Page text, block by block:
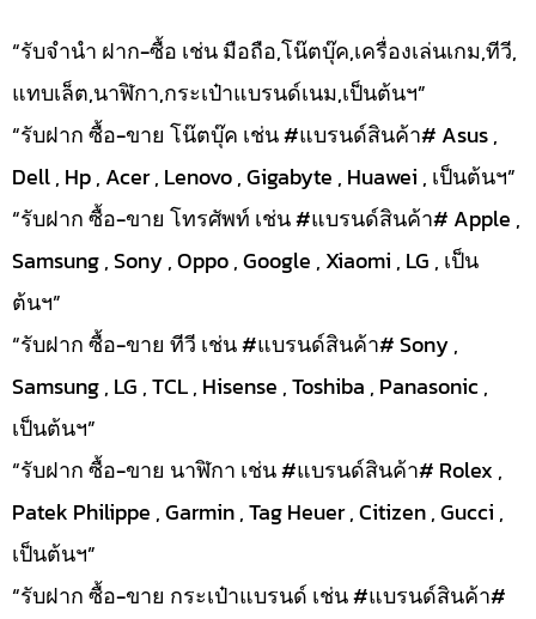
“รับจำนำ ฝาก-ซื้อ เช่น มือถือ,โน๊ตบุ๊ค,เครื่องเล่นเกม,ทีวี,
แทบเล็ต,นาฬิกา,กระเป๋าแบรนด์เนม,เป็นต้นฯ”
“รับฝาก ซื้อ-ขาย โน๊ตบุ๊ค เช่น #แบรนด์สินค้า# Asus ,
Dell , Hp , Acer , Lenovo , Gigabyte , Huawei , เป็นต้นฯ”
“รับฝาก ซื้อ-ขาย โทรศัพท์ เช่น #แบรนด์สินค้า# Apple ,
Samsung , Sony , Oppo , Google , Xiaomi , LG , เป็น
ต้นฯ”
“รับฝาก ซื้อ-ขาย ทีวี เช่น #แบรนด์สินค้า# Sony ,
Samsung , LG , TCL , Hisense , Toshiba , Panasonic ,
เป็นต้นฯ”
“รับฝาก ซื้อ-ขาย นาฬิกา เช่น #แบรนด์สินค้า# Rolex ,
Patek Philippe , Garmin , Tag Heuer , Citizen , Gucci ,
เป็นต้นฯ”
“รับฝาก ซื้อ-ขาย กระเป๋าแบรนด์ เช่น #แบรนด์สินค้า#